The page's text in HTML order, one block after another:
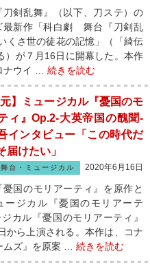
剣乱舞』（以下、刀ステ）の
最新作「科白劇 舞台『刀剣乱
くさ世の徒花の記憶」（「綺伝
）が７月16日に開幕した。本作
ナウイ … 続きを読む
元】ミュージカル『憂国のモ
ィ』Op.2-大英帝国の醜聞-
インタビュー「この時代だ
届けたい」
舞台・ミュージカル 2020年6月16日
国のモリアーティ』を原作と
ージカル『憂国のモリアーテ
カル『憂国のモリアーティ』
から上演される。本作は、コナ
ムズ』を原案 … 続きを読む